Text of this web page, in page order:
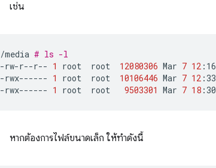
เช่น
/media # ls -l
-rw-r--r-- 1 root root 12080306 Mar 7 12 :16
-rwx------ 1 root root 10106446 Mar 7 12 :33
-rwx------ 1 root root 9503301 Mar 7 18 :30
หากต้องการไฟล์ขนาดเล็ก ให้ทำดังนี้